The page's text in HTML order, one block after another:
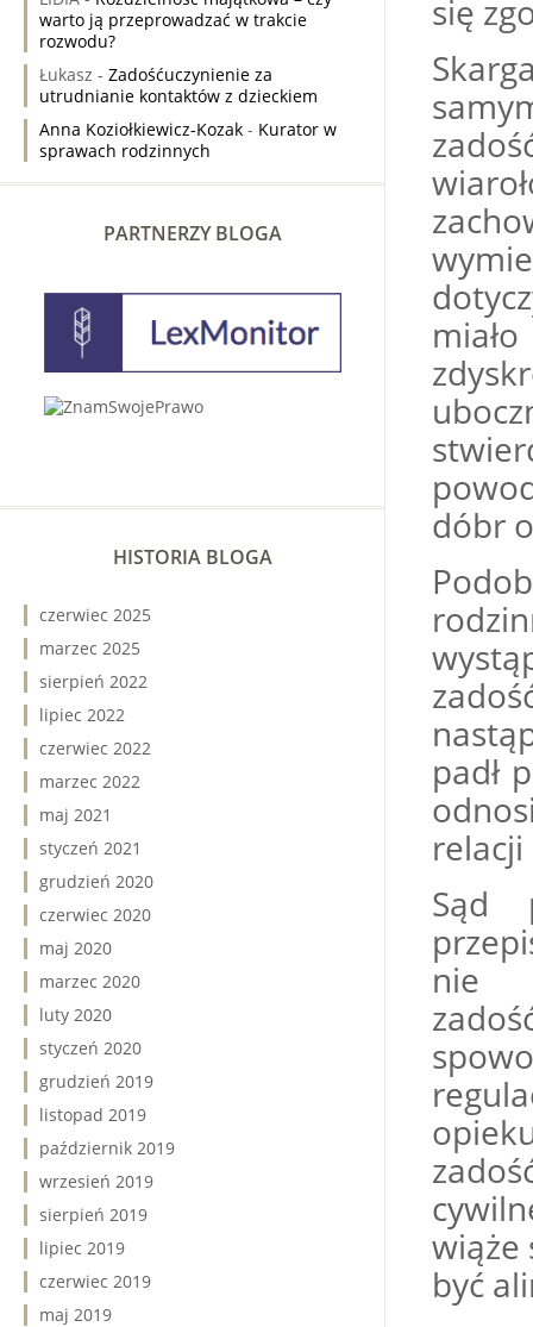
się
dóbr
padł
Sąd
nie
wiąże
być
warto ją przeprowadzać w trakcie
rozwodu?
Łukasz - Zadośćuczynienie za
utrudnianie kontaktów z dzieckiem
Anna Koziołkiewicz-Kozak - Kurator w
sprawach rodzinnych
PARTNERZY BLOGA
HISTORIA BLOGA
czerwiec 2025
marzec 2025
sierpień 2022
lipiec 2022
czerwiec 2022
marzec 2022
maj 2021
styczeń 2021
grudzień 2020
czerwiec 2020
maj 2020
marzec 2020
luty 2020
styczeń 2020
grudzień 2019
listopad 2019
październik 2019
wrzesień 2019
sierpień 2019
lipiec 2019
czerwiec 2019
maj 2019